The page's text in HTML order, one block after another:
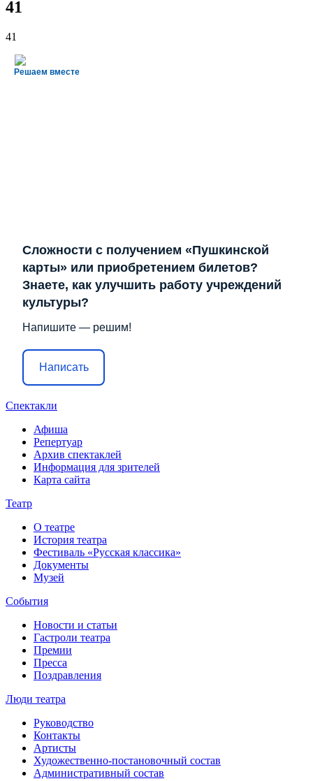
41
41
Решаем вместе
Сложности с получением «Пушкинской
карты» или приобретением билетов?
Знаете, как улучшить работу учреждений
культуры?
Напишите — решим!
Написать
Спектакли
Афиша
Репертуар
Архив спектаклей
Информация для зрителей
Карта сайта
Театр
О театре
История театра
Фестиваль «Русская классика»
Документы
Музей
События
Новости и статьи
Гастроли театра
Премии
Пресса
Поздравления
Люди театра
Руководство
Контакты
Артисты
Художественно-постановочный состав
Административный состав